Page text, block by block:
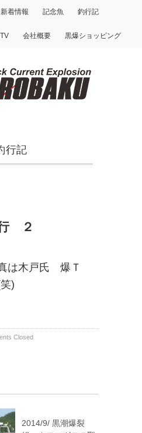
新着情報 記念魚 釣行記
会社概要 黒爆ショッピング
行記
２
は木戸氏 爆Ｔ
)
Closed
2014/9/ 黒潮爆裂